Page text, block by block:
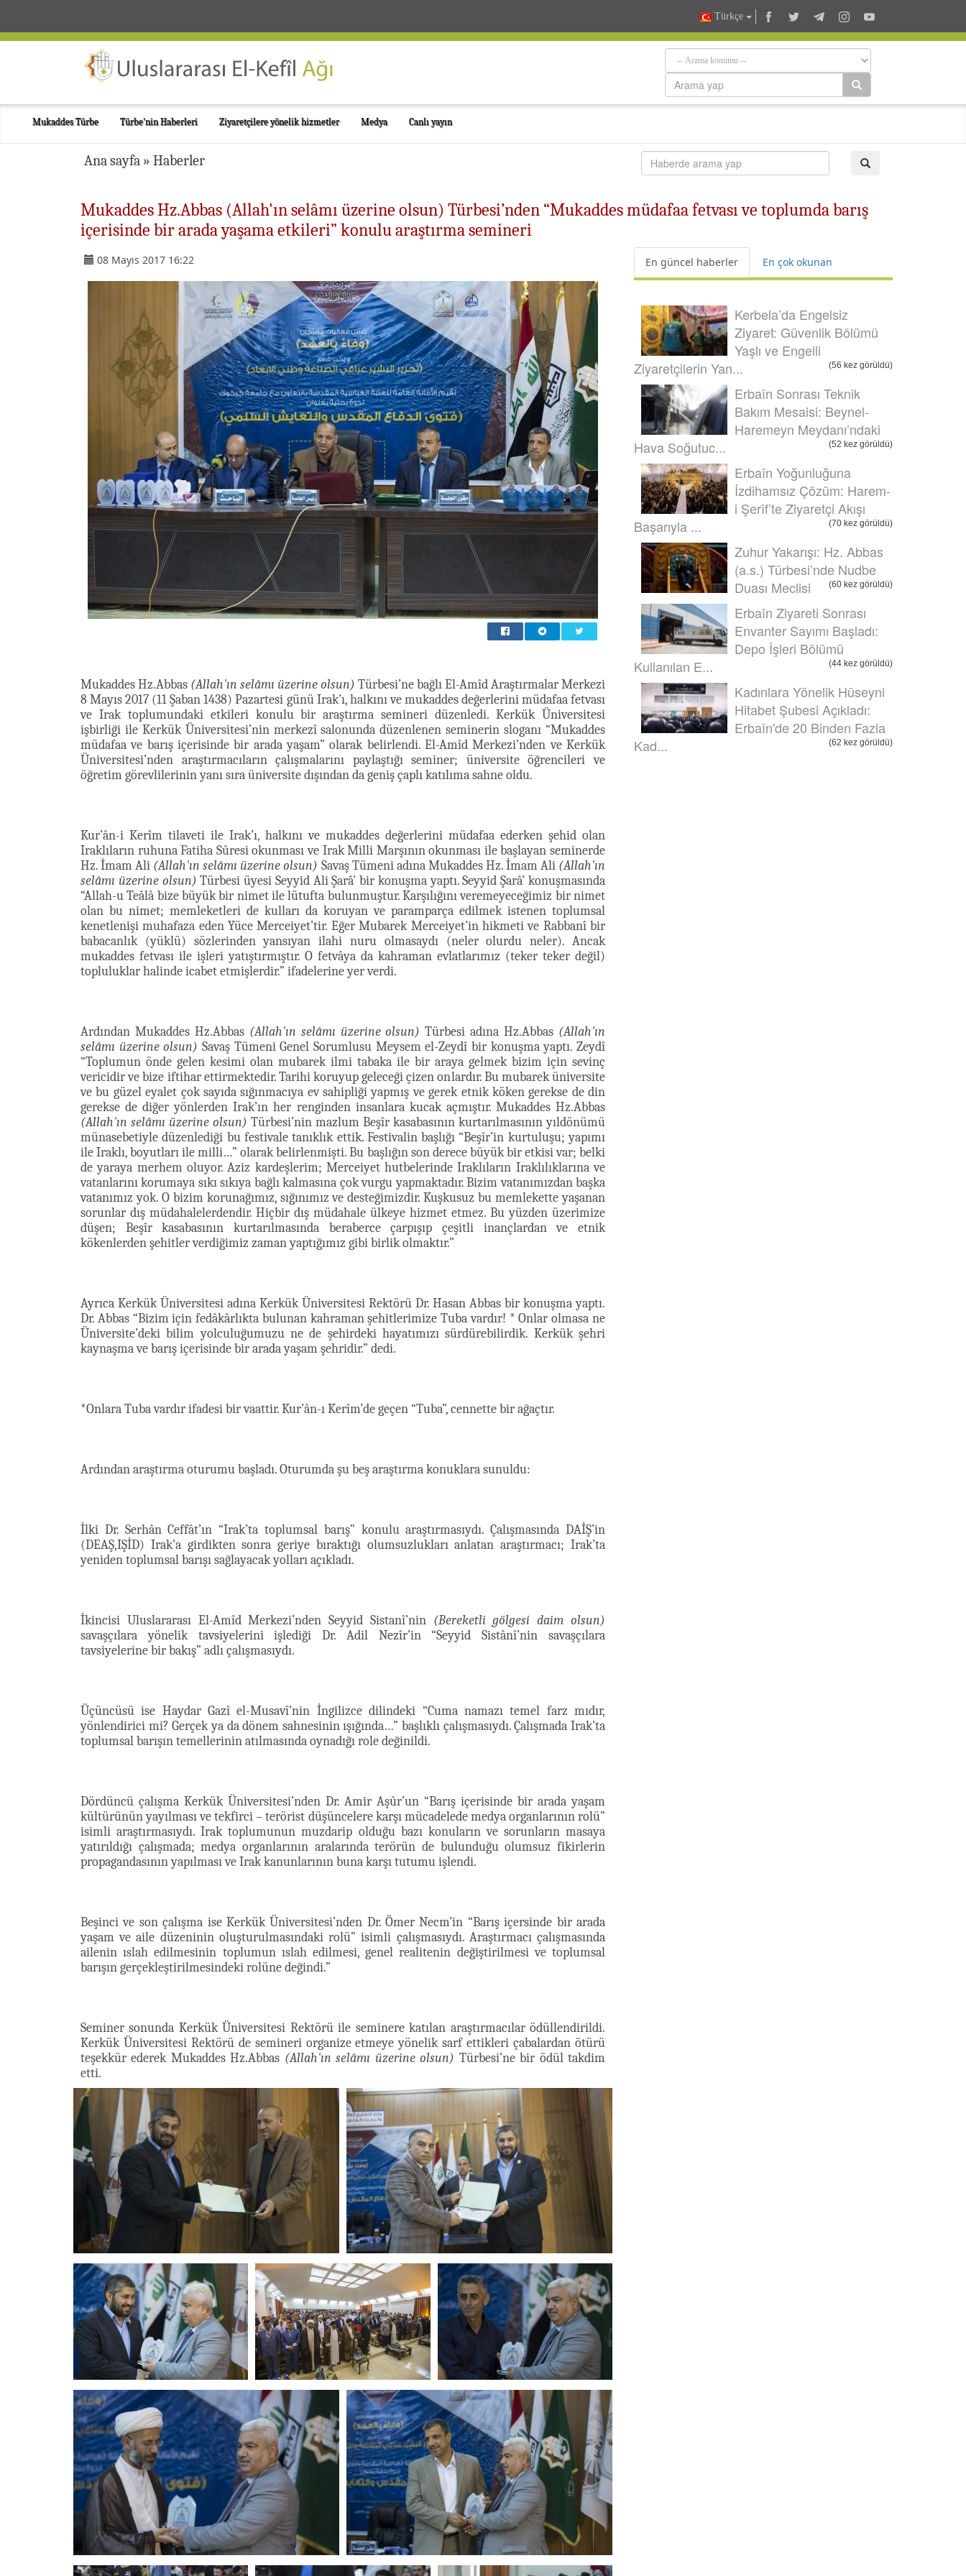
Türkçe
Mukaddes Türbe Türbe'nin Haberleri Ziyaretçilere yönelik hizmetler Medya Canlı yayın
Ana sayfa » Haberler
Mukaddes Hz.Abbas (Allah'ın selâmı üzerine olsun) Türbesi’nden “Mukaddes müdafaa fetvası ve toplumda barış
içerisinde bir arada yaşama etkileri” konulu araştırma semineri
08 Mayıs 2017 16:22
Mukaddes Hz.Abbas (Allah'ın selâmı üzerine olsun) Türbesi’ne bağlı El-Amîd Araştırmalar Merkezi
8 Mayıs 2017 (11 Şaban 1438) Pazartesi günü Irak’ı, halkını ve mukaddes değerlerini müdafaa fetvası
ve Irak toplumundaki etkileri konulu bir araştırma semineri düzenledi. Kerkük Üniversitesi
işbirliği ile Kerkük Üniversitesi’nin merkezî salonunda düzenlenen seminerin sloganı “Mukaddes
müdafaa ve barış içerisinde bir arada yaşam” olarak belirlendi. El-Amîd Merkezi’nden ve Kerkük
Üniversitesi’nden araştırmacıların çalışmalarını paylaştığı seminer; üniversite öğrencileri ve
öğretim görevlilerinin yanı sıra üniversite dışından da geniş çaplı katılıma sahne oldu.
Kur’ân-i Kerîm tilaveti ile Irak’ı, halkını ve mukaddes değerlerini müdafaa ederken şehid olan
Iraklıların ruhuna Fatiha Sûresi okunması ve Irak Milli Marşının okunması ile başlayan seminerde
Hz. İmam Ali (Allah'ın selâmı üzerine olsun) Savaş Tümeni adına Mukaddes Hz. İmam Ali (Allah'ın
selâmı üzerine olsun) Türbesi üyesi Seyyid Ali Şarâ’ bir konuşma yaptı. Seyyid Şarâ’ konuşmasında
“Allah-u Teâlâ bize büyük bir nimet ile lütufta bulunmuştur. Karşılığını veremeyeceğimiz bir nimet
olan bu nimet; memleketleri de kulları da koruyan ve paramparça edilmek istenen toplumsal
kenetlenişi muhafaza eden Yüce Merceiyet’tir. Eğer Mubarek Merceiyet’in hikmeti ve Rabbanî bir
babacanlık (yüklü) sözlerinden yansıyan ilahi nuru olmasaydı (neler olurdu neler). Ancak
mukaddes fetvası ile işleri yatıştırmıştır. O fetvâya da kahraman evlatlarımız (teker teker değil)
topluluklar halinde icabet etmişlerdir.” ifadelerine yer verdi.
Ardından Mukaddes Hz.Abbas (Allah'ın selâmı üzerine olsun) Türbesi adına Hz.Abbas (Allah'ın
selâmı üzerine olsun) Savaş Tümeni Genel Sorumlusu Meysem el-Zeydî bir konuşma yaptı. Zeydî
“Toplumun önde gelen kesimi olan mubarek ilmi tabaka ile bir araya gelmek bizim için sevinç
vericidir ve bize iftihar ettirmektedir. Tarihi koruyup geleceği çizen onlardır. Bu mubarek üniversite
ve bu güzel eyalet çok sayıda sığınmacıya ev sahipliği yapmış ve gerek etnik köken gerekse de din
gerekse de diğer yönlerden Irak’ın her renginden insanlara kucak açmıştır. Mukaddes Hz.Abbas
(Allah'ın selâmı üzerine olsun) Türbesi’nin mazlum Beşîr kasabasının kurtarılmasının yıldönümü
münasebetiyle düzenlediği bu festivale tanıklık ettik. Festivalin başlığı “Beşîr’in kurtuluşu; yapımı
ile Iraklı, boyutları ile milli…” olarak belirlenmişti. Bu başlığın son derece büyük bir etkisi var; belki
de yaraya merhem oluyor. Aziz kardeşlerim; Merceiyet hutbelerinde Iraklıların Iraklılıklarına ve
vatanlarını korumaya sıkı sıkıya bağlı kalmasına çok vurgu yapmaktadır. Bizim vatanımızdan başka
vatanımız yok. O bizim korunağımız, sığınımız ve desteğimizdir. Kuşkusuz bu memlekette yaşanan
sorunlar dış müdahalelerdendir. Hiçbir dış müdahale ülkeye hizmet etmez. Bu yüzden üzerimize
düşen; Beşîr kasabasının kurtarılmasında beraberce çarpışıp çeşitli inançlardan ve etnik
kökenlerden şehitler verdiğimiz zaman yaptığımız gibi birlik olmaktır.”
Ayrıca Kerkük Üniversitesi adına Kerkük Üniversitesi Rektörü Dr. Hasan Abbas bir konuşma yaptı.
Dr. Abbas “Bizim için fedâkârlıkta bulunan kahraman şehitlerimize Tuba vardır! * Onlar olmasa ne
Üniversite’deki bilim yolculuğumuzu ne de şehirdeki hayatımızı sürdürebilirdik. Kerkük şehri
kaynaşma ve barış içerisinde bir arada yaşam şehridir.” dedi.
*Onlara Tuba vardır ifadesi bir vaattir. Kur’ân-ı Kerîm’de geçen “Tuba”, cennette bir ağaçtır.
Ardından araştırma oturumu başladı. Oturumda şu beş araştırma konuklara sunuldu:
İlki Dr. Serhân Ceffât’ın “Irak’ta toplumsal barış” konulu araştırmasıydı. Çalışmasında DAİŞ’in
(DEAŞ,IŞİD) Irak’a girdikten sonra geriye bıraktığı olumsuzlukları anlatan araştırmacı; Irak’ta
yeniden toplumsal barışı sağlayacak yolları açıkladı.
İkincisi Uluslararası El-Amîd Merkezi’nden Seyyid Sistanî’nin (Bereketli gölgesi daim olsun)
savaşçılara yönelik tavsiyelerini işlediği Dr. Adil Nezîr’in “Seyyid Sistânî’nin savaşçılara
tavsiyelerine bir bakış” adlı çalışmasıydı.
Üçüncüsü ise Haydar Gazî el-Musavî’nin İngilizce dilindeki “Cuma namazı temel farz mıdır,
yönlendirici mi? Gerçek ya da dönem sahnesinin ışığında…” başlıklı çalışmasıydı. Çalışmada Irak’ta
toplumsal barışın temellerinin atılmasında oynadığı role değinildi.
Dördüncü çalışma Kerkük Üniversitesi’nden Dr. Amir Aşûr’un “Barış içerisinde bir arada yaşam
kültürünün yayılması ve tekfirci – terörist düşüncelere karşı mücadelede medya organlarının rolü”
isimli araştırmasıydı. Irak toplumunun muzdarip olduğu bazı konuların ve sorunların masaya
yatırıldığı çalışmada; medya organlarının aralarında terörün de bulunduğu olumsuz fikirlerin
propagandasının yapılması ve Irak kanunlarının buna karşı tutumu işlendi.
Beşinci ve son çalışma ise Kerkük Üniversitesi’nden Dr. Ömer Necm’in “Barış içersinde bir arada
yaşam ve aile düzeninin oluşturulmasındaki rolü” isimli çalışmasıydı. Araştırmacı çalışmasında
ailenin ıslah edilmesinin toplumun ıslah edilmesi, genel realitenin değiştirilmesi ve toplumsal
barışın gerçekleştirilmesindeki rolüne değindi.”
Seminer sonunda Kerkük Üniversitesi Rektörü ile seminere katılan araştırmacılar ödüllendirildi.
Kerkük Üniversitesi Rektörü de semineri organize etmeye yönelik sarf ettikleri çabalardan ötürü
teşekkür ederek Mukaddes Hz.Abbas (Allah'ın selâmı üzerine olsun) Türbesi’ne bir ödül takdim
etti.
En güncel haberler En çok okunan
Kerbela’da Engelsiz
Ziyaret: Güvenlik Bölümü
Yaşlı ve Engelli
Ziyaretçilerin Yan...
(56 kez görüldü)
Erbaîn Sonrası Teknik
Bakım Mesaisi: Beynel-
Haremeyn Meydanı’ndaki
Hava Soğutuc...
(52 kez görüldü)
Erbaîn Yoğunluğuna
İzdihamsız Çözüm: Harem-
i Şerîf’te Ziyaretçi Akışı
Başarıyla ...
(70 kez görüldü)
Zuhur Yakarışı: Hz. Abbas
(a.s.) Türbesi’nde Nudbe
Duası Meclisi
(60 kez görüldü)
Erbaîn Ziyareti Sonrası
Envanter Sayımı Başladı:
Depo İşleri Bölümü
Kullanılan E...
(44 kez görüldü)
Kadınlara Yönelik Hüseyni
Hitabet Şubesi Açıkladı:
Erbaîn'de 20 Binden Fazla
Kad...
(62 kez görüldü)